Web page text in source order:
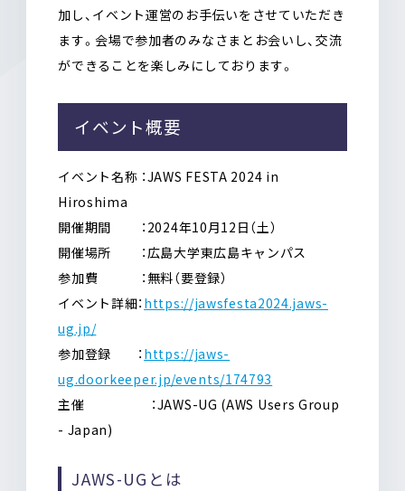
加し、イベント運営のお手伝いをさせていただき
ます。会場で参加者のみなさまとお会いし、交流
ができることを楽しみにしております。
イベント概要
イベント名称 ：JAWS FESTA 2024 in
Hiroshima
開催期間 ：2024年10月12日（土）
開催場所 ：広島大学東広島キャンパス
参加費 ：無料（要登録）
イベント詳細： https://jawsfesta2024.jaws-
ug.jp/
参加登録 ： https://jaws-
ug.doorkeeper.jp/events/174793
主催 ：JAWS-UG (AWS Users Group
- Japan)
JAWS-UGとは